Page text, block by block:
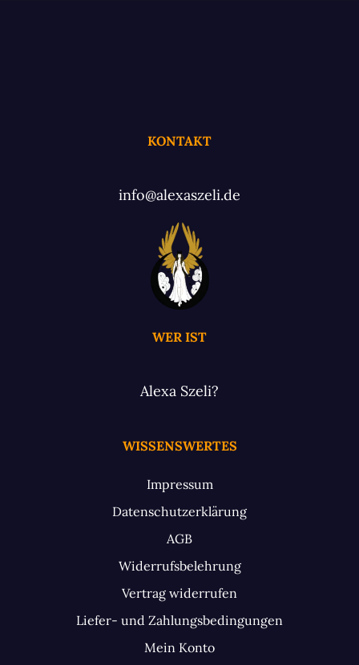
KONTAKT
info@alexaszeli.de
WER IST
Alexa Szeli?
WISSENSWERTES
Impressum
Datenschutzerklärung
AGB
Widerrufsbelehrung
Vertrag widerrufen
Liefer- und Zahlungsbedingungen
Mein Konto